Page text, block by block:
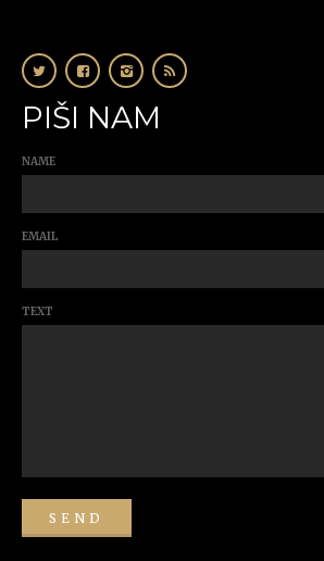
PIŠI NAM
NAME
EMAIL
TEXT